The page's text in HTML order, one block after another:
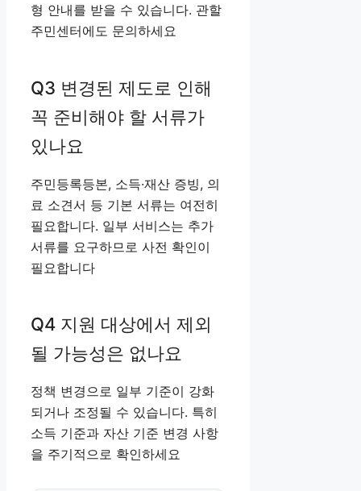
형 안내를 받을 수 있습니다. 관할
주민센터에도 문의하세요
Q3 변경된 제도로 인해
꼭 준비해야 할 서류가
있나요
주민등록등본, 소득·재산 증빙, 의
료 소견서 등 기본 서류는 여전히
필요합니다. 일부 서비스는 추가
서류를 요구하므로 사전 확인이
필요합니다
Q4 지원 대상에서 제외
될 가능성은 없나요
정책 변경으로 일부 기준이 강화
되거나 조정될 수 있습니다. 특히
소득 기준과 자산 기준 변경 사항
을 주기적으로 확인하세요